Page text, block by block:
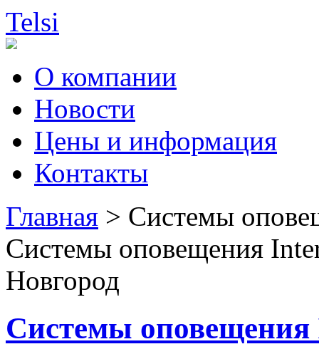
Telsi
О компании
Новости
Цены и информация
Контакты
Главная > Системы
Системы оповещения
Новгород
Системы